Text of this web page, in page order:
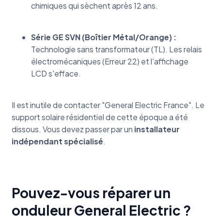
chimiques qui sèchent après 12 ans.
Série GE SVN (Boîtier Métal/Orange) :
Technologie sans transformateur (TL). Les relais
électromécaniques (Erreur 22) et l'affichage
LCD s'efface.
Il est inutile de contacter "General Electric France". Le
support solaire résidentiel de cette époque a été
dissous. Vous devez passer par un installateur
indépendant spécialisé.
Pouvez-vous réparer un
onduleur General Electric ?